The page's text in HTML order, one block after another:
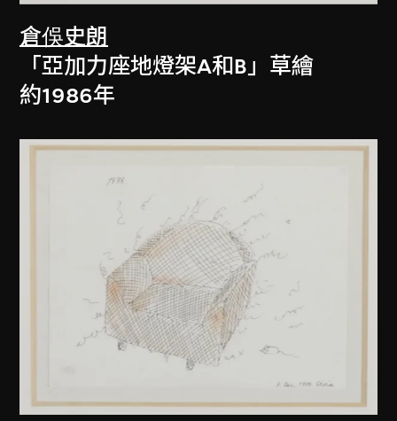
倉俁史朗
「亞加力座地燈架A和B」草繪
約1986年